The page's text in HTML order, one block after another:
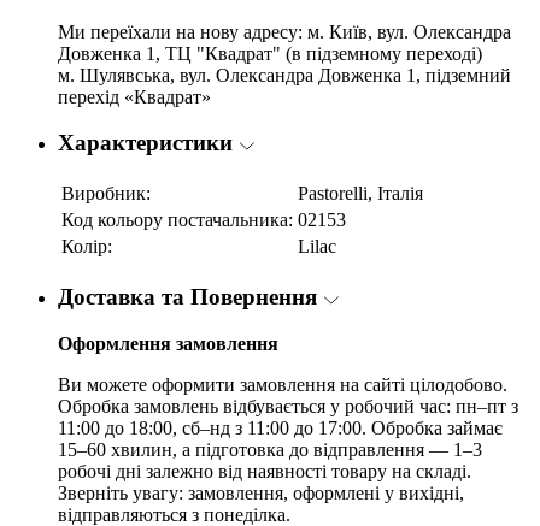
Ми переїхали на нову адресу: м. Київ, вул. Олександра
Довженка 1, ТЦ "Квадрат" (в підземному переході)
м. Шулявська, вул. Олександра Довженка 1, підземний
перехід «Квадрат»
Характеристики
Виробник:
Pastorelli, Італія
Код кольору постачальника: 02153
Колір:
Lilac
Доставка та Повернення
Оформлення замовлення
Ви можете оформити замовлення на сайті цілодобово.
Обробка замовлень відбувається у робочий час: пн–пт з
11:00 до 18:00, сб–нд з 11:00 до 17:00. Обробка займає
15–60 хвилин, а підготовка до відправлення — 1–3
робочі дні залежно від наявності товару на складі.
Зверніть увагу: замовлення, оформлені у вихідні,
відправляються з понеділка.